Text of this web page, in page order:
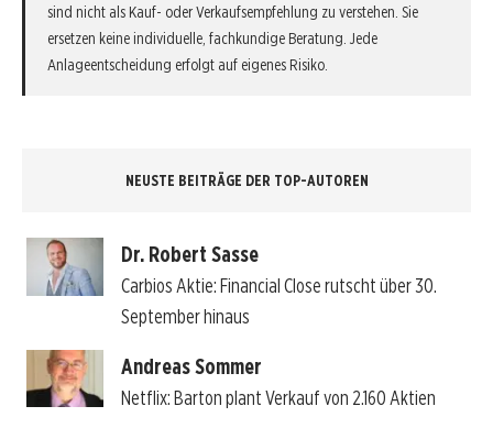
sind nicht als Kauf- oder Verkaufsempfehlung zu verstehen. Sie
ersetzen keine individuelle, fachkundige Beratung. Jede
Anlageentscheidung erfolgt auf eigenes Risiko.
NEUSTE BEITRÄGE DER TOP-AUTOREN
Dr. Robert Sasse
Carbios Aktie: Financial Close rutscht über 30.
September hinaus
Andreas Sommer
Netflix: Barton plant Verkauf von 2.160 Aktien